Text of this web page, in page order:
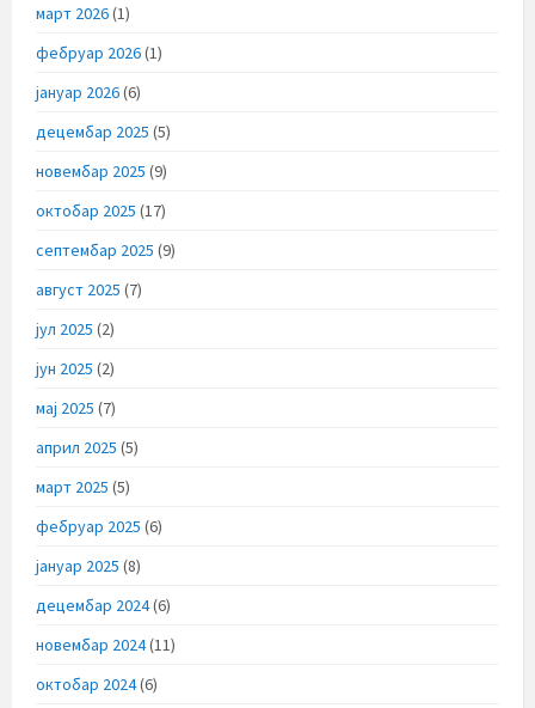
март 2026(1)
фебруар 2026(1)
јануар 2026(6)
децембар 2025 (5)
новембар 2025 (9)
октобар 2025 (17)
септембар 2025 (9)
август 2025 (7)
јул 2025 (2)
јун 2025 (2)
мај 2025 (7)
април 2025 (5)
март 2025 (5)
фебруар 2025 (6)
јануар 2025 (8)
децембар 2024(6)
новембар 2024(11)
октобар 2024(6)